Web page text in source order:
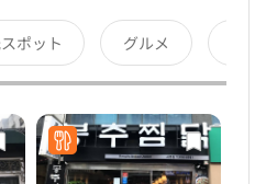
ポット グルメ